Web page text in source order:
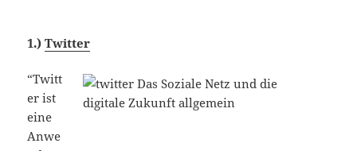
1.)Twitter
“Twitt
er ist
eine
Anwe